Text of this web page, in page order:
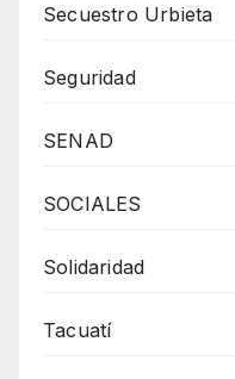
Secuestro Urbieta
Seguridad
SENAD
SOCIALES
Solidaridad
Tacuatí